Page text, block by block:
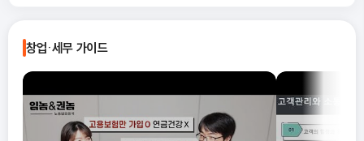
니다. 이들은 모두 수산동물을 더 이상 가공하지 않고 냉동하는 활동
에 해당합니다.
창업·세무 가이드